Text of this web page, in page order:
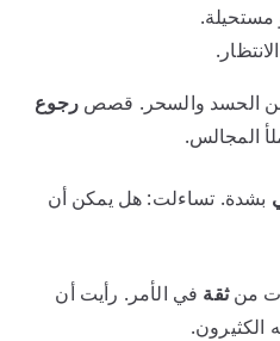
مستحيلة.
الحسد والسحر. قصصرجوع
المجالس.
بشدة. تساءلت: هل يمكن أن
منثقة في الأمر. رأيت أن
الكثيرون.